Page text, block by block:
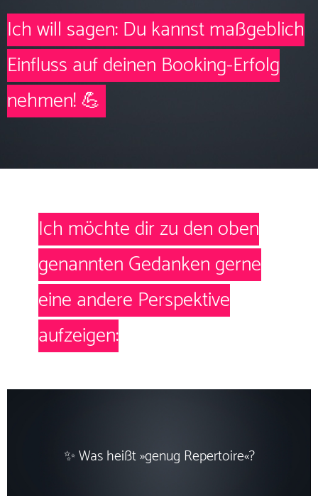
Ich will sagen: Du kannst maßgeblich
Einfluss auf deinen Booking-Erfolg
nehmen! 💪
Ich möchte dir zu den oben
genannten Gedanken gerne
eine andere Perspektive
aufzeigen:
✨ Was heißt »genug Repertoire«?